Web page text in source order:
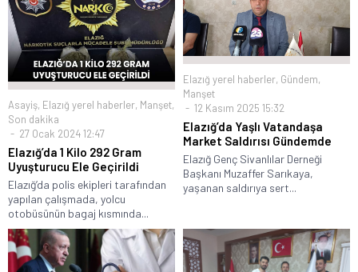
Asayiş, Elazığ yerel haberler, Manşet,
Son dakika
27 Ocak 2024 12:47
Elazığ’da 1 Kilo 292 Gram
Uyuşturucu Ele Geçirildi
Elazığ’da polis ekipleri tarafından
yapılan çalışmada, yolcu
otobüsünün bagaj kısmında...
Elazığ yerel haberler, Gündem,
Manşet
12 Kasım 2025 15:32
Elazığ’da Yaşlı Vatandaşa
Market Saldırısı Gündemde
Elazığ Genç Sivanlılar Derneği
Başkanı Muzaffer Sarıkaya,
yaşanan saldırıya sert...